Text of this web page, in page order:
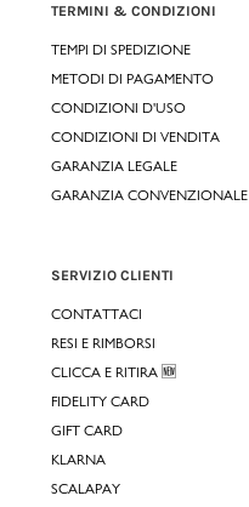
TERMINI & CONDIZIONI
TEMPI DI SPEDIZIONE
METODI DI PAGAMENTO
CONDIZIONI D'USO
CONDIZIONI DI VENDITA
GARANZIA LEGALE
GARANZIA CONVENZIONALE
SERVIZIO CLIENTI
CONTATTACI
RESI E RIMBORSI
CLICCA E RITIRA 🆕
FIDELITY CARD
GIFT CARD
KLARNA
SCALAPAY